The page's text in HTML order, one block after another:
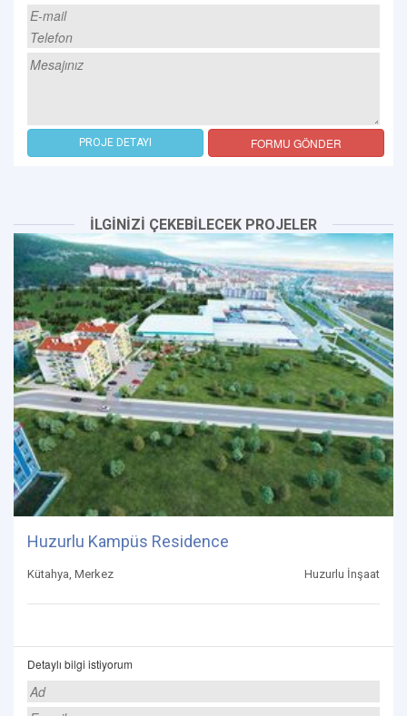
PROJE DETAYI FORMU GÖNDER
İLGİNİZİ ÇEKEBİLECEK PROJELER
Huzurlu Kampüs Residence
Kütahya, Merkez Huzurlu İnşaat
Detaylı bilgi istiyorum